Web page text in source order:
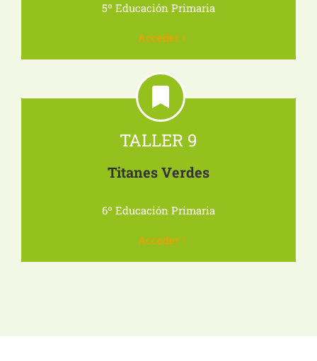
5º Educación Primaria
Acceder
TALLER 9
Titanes Verdes
6º Educación Primaria
Acceder